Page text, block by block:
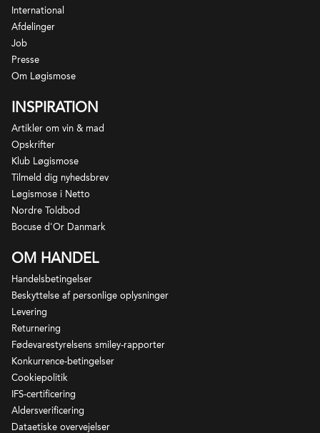
International
Afdelinger
Job
Presse
Om Løgismose
INSPIRATION
Artikler om vin & mad
Opskrifter
Klub Løgismose
Tilmeld dig nyhedsbrev
Løgismose i Netto
Nordre Toldbod
Bocuse d'Or Danmark
OM HANDEL
Handelsbetingelser
Beskyttelse af personlige oplysninger
Levering
Returnering
Fødevarestyrelsens smiley-rapporter
Konkurrence-betingelser
Cookiepolitik
IFS-certificering
Aldersverificering
Dataetiske overvejelser